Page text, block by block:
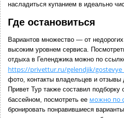
насладиться купанием в идеально
Где остановиться
Вариантов множество — от
высоким уровнем сервиса.
отдыха в Геленджика можно по
https://privettur.ru/gelendjik/
фото, контакты владельцев и отзывы
Привет Тур также составил подборку
бассейном, посмотреть ее можно по
бронировать понравившиеся